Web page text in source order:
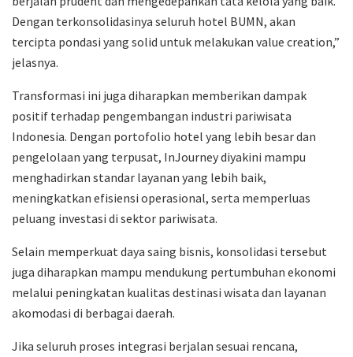
Dengan terkonsolidasinya seluruh hotel BUMN, akan
tercipta pondasi yang solid untuk melakukan value creation,”
jelasnya.
Transformasi ini juga diharapkan memberikan dampak
positif terhadap pengembangan industri pariwisata
Indonesia. Dengan portofolio hotel yang lebih besar dan
pengelolaan yang terpusat, InJourney diyakini mampu
menghadirkan standar layanan yang lebih baik,
meningkatkan efisiensi operasional, serta memperluas
peluang investasi di sektor pariwisata.
Selain memperkuat daya saing bisnis, konsolidasi tersebut
juga diharapkan mampu mendukung pertumbuhan ekonomi
melalui peningkatan kualitas destinasi wisata dan layanan
akomodasi di berbagai daerah.
Jika seluruh proses integrasi berjalan sesuai rencana,